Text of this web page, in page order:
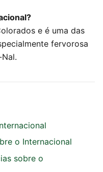
e é uma das
fervorosa
o Internacional
sobre o